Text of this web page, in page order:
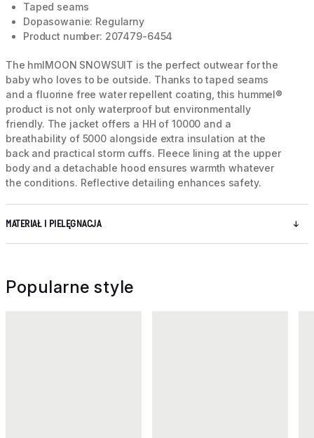
Taped seams
Dopasowanie: Regularny
Product number: 207479-6454
The hmlMOON SNOWSUIT is the perfect outwear for the
baby who loves to be outside. Thanks to taped seams
and a fluorine free water repellent coating, this hummel®
product is not only waterproof but environmentally
friendly. The jacket offers a HH of 10000 and a
breathability of 5000 alongside extra insulation at the
back and practical storm cuffs. Fleece lining at the upper
body and a detachable hood ensures warmth whatever
the conditions. Reflective detailing enhances safety.
MATERIAŁ I PIELĘGNACJA
Popularne style